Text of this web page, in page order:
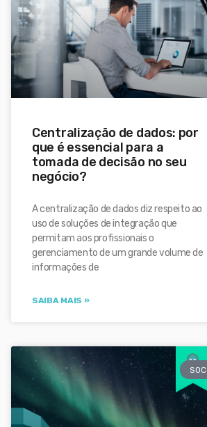
Centralização de dados: por
que é essencial para a
tomada de decisão no seu
negócio?
A centralização de dados diz respeito ao
uso de soluções de integração que
permitam aos profissionais o
gerenciamento de um grande volume de
informações de
SAIBA MAIS »
SOC